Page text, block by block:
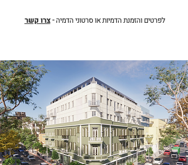
לפרטים והזמנת הדמיות או סרטוני הדמיה-צרו קשר